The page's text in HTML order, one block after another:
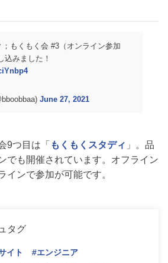
；もくもく会 #3（オンライン参加
込みました！
June 27, 2021
9つ目は「 もくもくスタディ 」。品
でも開催されています。オフライン
インで参加が可能です。
タグ
イト
#エンジニア